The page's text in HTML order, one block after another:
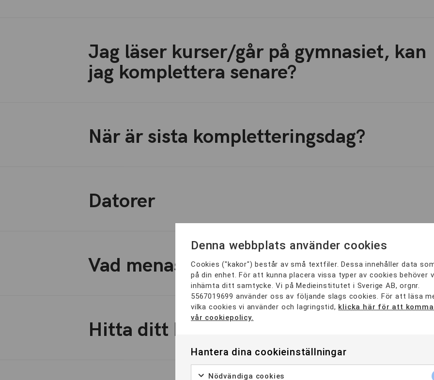
Jag läser kurser/går på gymnasiet, kan
jag komplettera senare?
När är sista kompletteringsdag?
Datorer
Vad menas med Matematik 2?
Hitta ditt betyg och examensbevis
Denna webbplats använder cookies
Cookies ("kakor") består av små textfiler. Dessa innehåller data
på din enhet. För att kunna placera vissa typer av cookies behöver
inhämta ditt samtycke. Vi på Medieinstitutet i Sverige AB, orgnr.
5567019699 använder oss av följande slags cookies. För att läsa
vilka cookies vi använder och lagringstid, klicka här för att
vår cookiepolicy.
Hantera dina cookieinställningar
Nödvändiga cookies